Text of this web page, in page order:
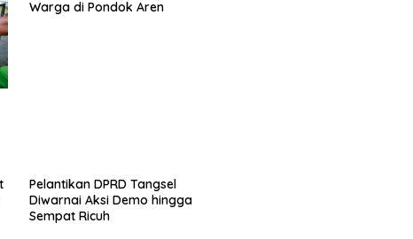
Warga di Pondok Aren
Pelantikan DPRD Tangsel
Diwarnai Aksi Demo hingga
Sempat Ricuh